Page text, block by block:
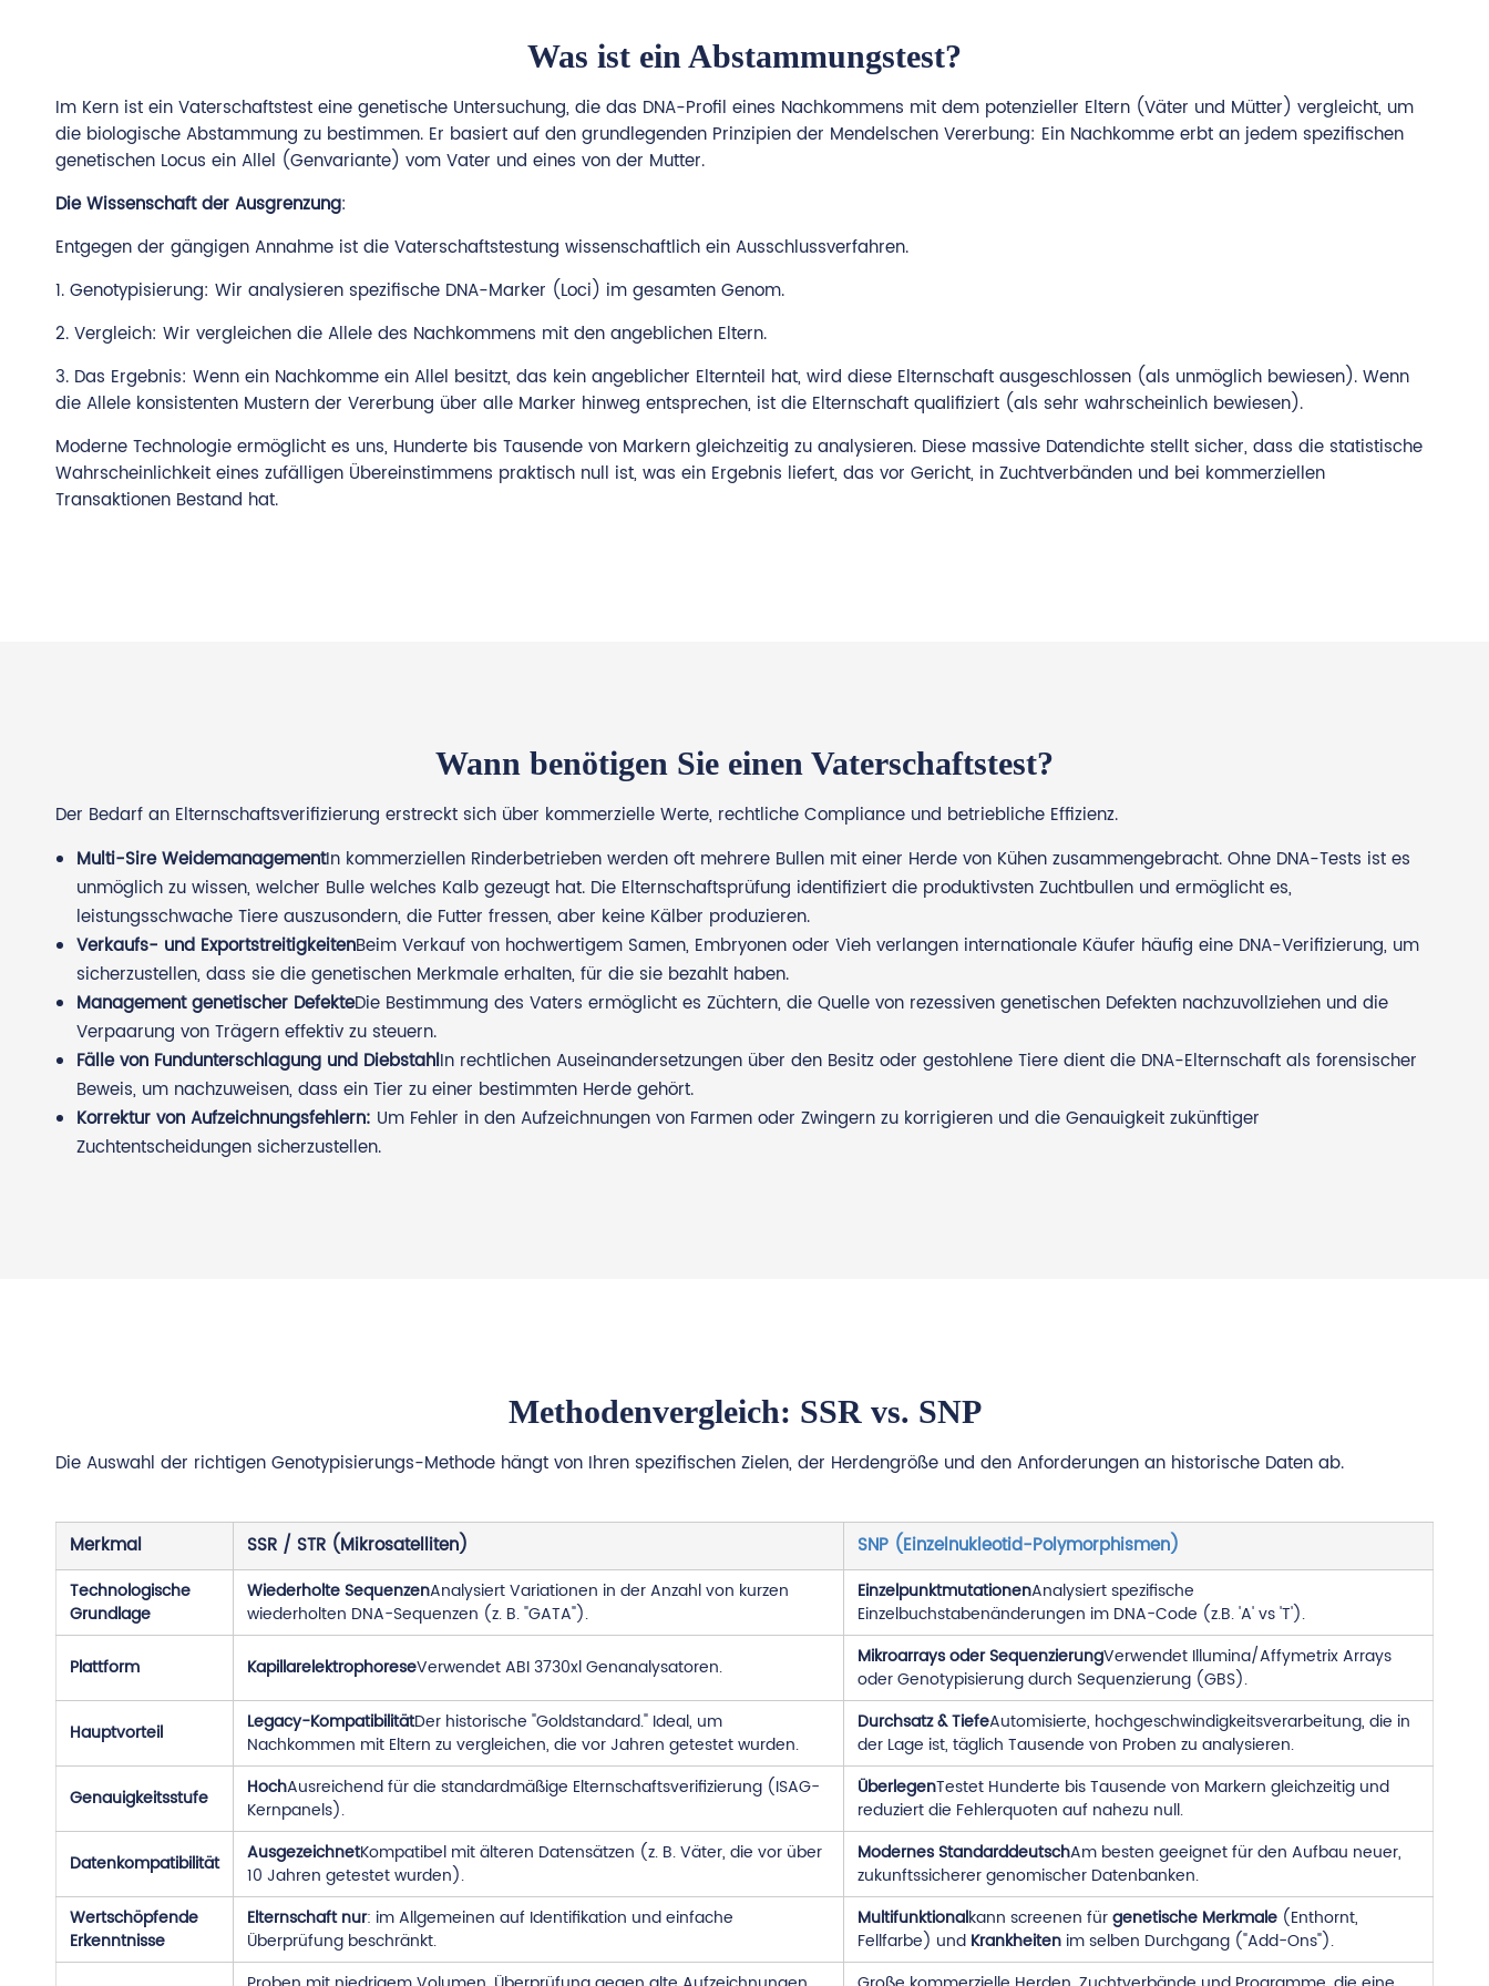
Was ist ein Abstammungstest?
Im Kern ist ein Vaterschaftstest eine genetische Untersuchung, die das DNA-Profil eines Nachkommens mit dem potenzieller Eltern (Väter und Mütter) vergleicht, um
die biologische Abstammung zu bestimmen. Er basiert auf den grundlegenden Prinzipien der Mendelschen Vererbung: Ein Nachkomme erbt an jedem spezifischen
genetischen Locus ein Allel (Genvariante) vom Vater und eines von der Mutter.
Die Wissenschaft der Ausgrenzung:
Entgegen der gängigen Annahme ist die Vaterschaftstestung wissenschaftlich ein Ausschlussverfahren.
1. Genotypisierung: Wir analysieren spezifische DNA-Marker (Loci) im gesamten Genom.
2. Vergleich: Wir vergleichen die Allele des Nachkommens mit den angeblichen Eltern.
3. Das Ergebnis: Wenn ein Nachkomme ein Allel besitzt, das kein angeblicher Elternteil hat, wird diese Elternschaft ausgeschlossen (als unmöglich bewiesen). Wenn
die Allele konsistenten Mustern der Vererbung über alle Marker hinweg entsprechen, ist die Elternschaft qualifiziert (als sehr wahrscheinlich bewiesen).
Moderne Technologie ermöglicht es uns, Hunderte bis Tausende von Markern gleichzeitig zu analysieren. Diese massive Datendichte stellt sicher, dass die statistische
Wahrscheinlichkeit eines zufälligen Übereinstimmens praktisch null ist, was ein Ergebnis liefert, das vor Gericht, in Zuchtverbänden und bei kommerziellen
Transaktionen Bestand hat.
Wann benötigen Sie einen Vaterschaftstest?
Der Bedarf an Elternschaftsverifizierung erstreckt sich über kommerzielle Werte, rechtliche Compliance und betriebliche Effizienz.
Multi-Sire WeidemanagementIn kommerziellen Rinderbetrieben werden oft mehrere Bullen mit einer Herde von Kühen zusammengebracht. Ohne DNA-Tests ist es
unmöglich zu wissen, welcher Bulle welches Kalb gezeugt hat. Die Elternschaftsprüfung identifiziert die produktivsten Zuchtbullen und ermöglicht es,
leistungsschwache Tiere auszusondern, die Futter fressen, aber keine Kälber produzieren.
Verkaufs- und ExportstreitigkeitenBeim Verkauf von hochwertigem Samen, Embryonen oder Vieh verlangen internationale Käufer häufig eine DNA-Verifizierung, um
sicherzustellen, dass sie die genetischen Merkmale erhalten, für die sie bezahlt haben.
Management genetischer DefekteDie Bestimmung des Vaters ermöglicht es Züchtern, die Quelle von rezessiven genetischen Defekten nachzuvollziehen und die
Verpaarung von Trägern effektiv zu steuern.
Fälle von Fundunterschlagung und DiebstahlIn rechtlichen Auseinandersetzungen über den Besitz oder gestohlene Tiere dient die DNA-Elternschaft als forensischer
Beweis, um nachzuweisen, dass ein Tier zu einer bestimmten Herde gehört.
Korrektur von Aufzeichnungsfehlern: Um Fehler in den Aufzeichnungen von Farmen oder Zwingern zu korrigieren und die Genauigkeit zukünftiger
Zuchtentscheidungen sicherzustellen.
Methodenvergleich: SSR vs. SNP
Die Auswahl der richtigen Genotypisierungs-Methode hängt von Ihren spezifischen Zielen, der Herdengröße und den Anforderungen an historische Daten ab.
Merkmal SSR / STR (Mikrosatelliten) SNP (Einzelnukleotid-Polymorphismen)
Technologische
Grundlage
Wiederholte SequenzenAnalysiert Variationen in der Anzahl von kurzen
wiederholten DNA-Sequenzen (z. B. "GATA").
EinzelpunktmutationenAnalysiert spezifische
Einzelbuchstabenänderungen im DNA-Code (z.B. 'A' vs 'T').
Plattform KapillarelektrophoreseVerwendet ABI 3730xl Genanalysatoren. Mikroarrays oder SequenzierungVerwendet Illumina/Affymetrix Arrays
oder Genotypisierung durch Sequenzierung (GBS).
Hauptvorteil Legacy-KompatibilitätDer historische "Goldstandard." Ideal, um
Nachkommen mit Eltern zu vergleichen, die vor Jahren getestet wurden.
Durchsatz & TiefeAutomisierte, hochgeschwindigkeitsverarbeitung, die in
der Lage ist, täglich Tausende von Proben zu analysieren.
Genauigkeitsstufe HochAusreichend für die standardmäßige Elternschaftsverifizierung (ISAG-
Kernpanels).
ÜberlegenTestet Hunderte bis Tausende von Markern gleichzeitig und
reduziert die Fehlerquoten auf nahezu null.
Datenkompatibilität AusgezeichnetKompatibel mit älteren Datensätzen (z. B. Väter, die vor über
10 Jahren getestet wurden).
Modernes StandarddeutschAm besten geeignet für den Aufbau neuer,
zukunftssicherer genomischer Datenbanken.
Wertschöpfende
Erkenntnisse
Elternschaft nur: im Allgemeinen auf Identifikation und einfache
Überprüfung beschränkt.
Multifunktionalkann screenen fürgenetische Merkmale (Enthornt,
Fellfarbe) und Krankheiten im selben Durchgang ("Add-Ons").